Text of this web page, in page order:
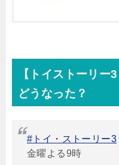
【トイストーリー3
どうなった？
#トイ・ストーリー3
金曜よる9時